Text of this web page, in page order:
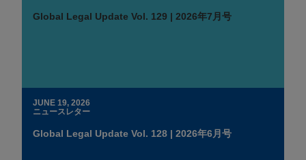
Global Legal Update Vol. 129 | 2026年7月号
JUNE 19, 2026
ニュースレター
Global Legal Update Vol. 128 | 2026年6月号